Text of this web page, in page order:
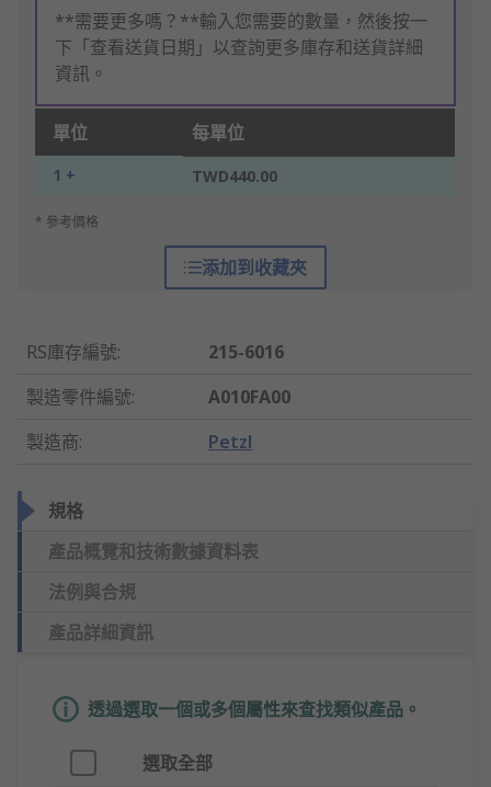
**需要更多嗎？**輸入您需要的數量，然後按一
下「查看送貨日期」以查詢更多庫存和送貨詳細
資訊。
單位 每單位
1 + TWD440.00
* 參考價格
添加到收藏夾
RS庫存編號:
215-6016
製造零件編號:
A010FA00
製造商: Petzl
規格
產品概覽和技術數據資料表
法例與合規
產品詳細資訊
透過選取一個或多個屬性來查找類似產品。
選取全部